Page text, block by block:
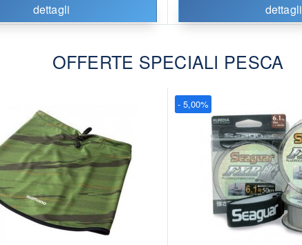
dettagli dettagli
OFFERTE SPECIALI PESCA
- 5,00%